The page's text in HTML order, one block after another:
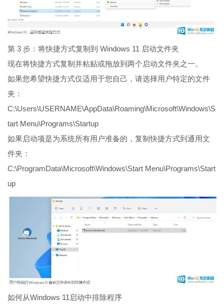
第 3 步：将快捷方式复制到 Windows 11 启动文件夹
现在将快捷方式复制并粘贴或拖放到两个启动文件夹之一。
如果您希望快捷方式仅适用于您自己，请选择用户特定的文件
夹：
C:\Users\USERNAME\AppData\Roaming\Microsoft\Windows\S
tart Menu\Programs\Startup
如果启动项是为系统所有用户准备的，复制快捷方式到通用文
件夹：
C:\ProgramData\Microsoft\Windows\Start Menu\Programs\Start
up
如何从Windows 11启动中排除程序